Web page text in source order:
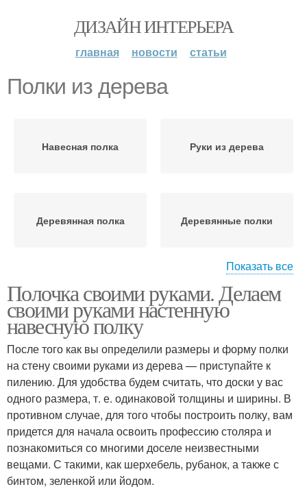
ДИЗАЙН ИНТЕРЬЕРА
главная новости статьи
Полки из дерева
Навесная полка Руки из дерева
Деревянная полка Деревянные полки
Стеклянные полки Металлические полки
Пластиковые полки Картонные полки
Полки на стену
Показать все
Полочка своими руками. Делаем
своими руками настенную
навесную полку
После того как вы определили размеры и форму полки
на стену своими руками из дерева — приступайте к
пилению. Для удобства будем считать, что доски у вас
одного размера, т. е. одинаковой толщины и ширины. В
противном случае, для того чтобы построить полку, вам
придется для начала освоить профессию столяра и
познакомиться со многими доселе неизвестными
вещами. С такими, как шерхебель, рубанок, а также с
бинтом, зеленкой или йодом.